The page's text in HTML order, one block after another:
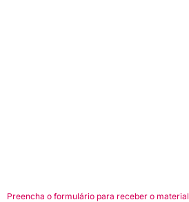
Preencha o formulário para receber o material